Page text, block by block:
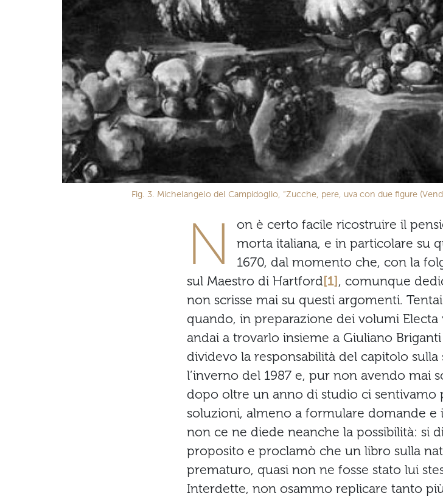
Fig. 3. Michelangelo del Campidoglio, “Zucche, pere, uva con due figure
N
on è certo facile ricostruire il
morta italiana, e in particolare su
1670, dal momento che, con la
sul Maestro di Hartford[1], comunque
non scrisse mai su questi argomenti.
quando, in preparazione dei volumi
andai a trovarlo insieme a Giuliano
dividevo la responsabilità del capitolo sulla
l’inverno del 1987 e, pur non avendo mai
dopo oltre un anno di studio ci sentivamo
soluzioni, almeno a formulare domande e
non ce ne diede neanche la possibilità: si
proposito e proclamò che un libro sulla
prematuro, quasi non ne fosse stato lui
Interdette, non osammo replicare tanto